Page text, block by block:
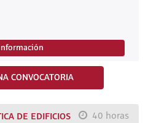
CONVOCATORIA
40 horas
DE EDIFICIOS